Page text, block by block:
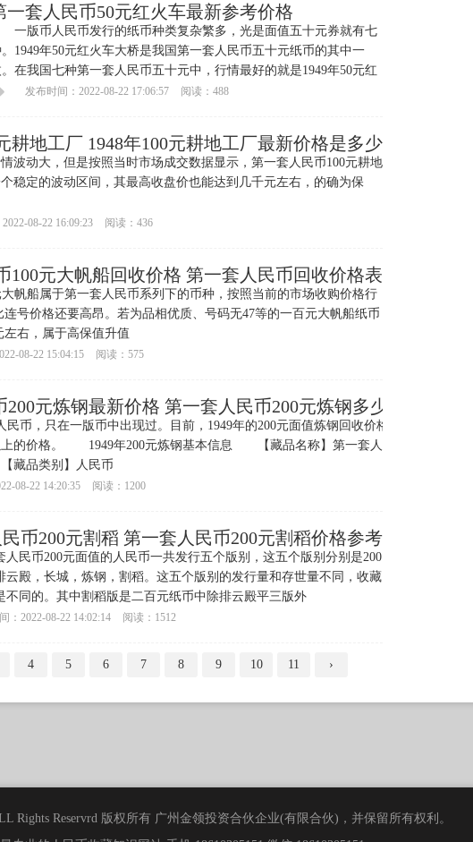
一套人民币50元红火车最新参考价格
版币人民币发行的纸币种类复杂繁多，光是面值五十元券就有七
1949年50元红火车大桥是我国第一套人民币五十元纸币的其中一
在我国七种第一套人民币五十元中，行情最好的就是1949年50元红
车大桥。
发布时间：2022-08-22 17:06:57 阅读：488
耕地工厂 1948年100元耕地工厂最新价格是多少
动大，但是按照当时市场成交数据显示，第一套人民币100元耕地
稳定的波动区间，其最高收盘价也能达到几千元左右，的确为保
08-22 16:09:23 阅读：436
100元大帆船回收价格 第一套人民币回收价格表
船属于第一套人民币系列下的币种，按照当前的市场收购价格行
号价格还要高昂。若为品相优质、号码无47等的一百元大帆船纸币
左右，属于高保值升值
08-22 15:04:15 阅读：575
元炼钢最新价格 第一套人民币200元炼钢多少钱
币，只在一版币中出现过。目前，1949年的200元面值炼钢回收价格是
上的价格。 1949年200元炼钢基本信息 【藏品名称】第一套人民
品类别】人民币
08-22 14:20:35 阅读：1200
币200元割稻 第一套人民币200元割稻价格参考
人民币200元面值的人民币一共发行五个版别，这五个版别分别是200
云殿，长城，炼钢，割稻。这五个版别的发行量和存世量不同，收藏
不同的。其中割稻版是二百元纸币中除排云殿平三版外
：2022-08-22 14:02:14 阅读：1512
4 5 6 7 8 9 10 11 ›
Rights Reservrd 版权所有 广州金领投资合伙企业(有限合伙)，并保留所有权利。